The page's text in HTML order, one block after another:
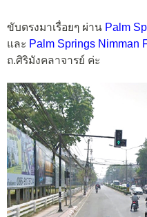
ขับตรงมาเรื่อยๆ ผ่าน Palm
และ Palm Springs Nimman
ถ.ศิริมังคลาจารย์ ค่ะ